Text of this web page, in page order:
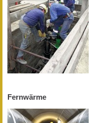
Fernwärme